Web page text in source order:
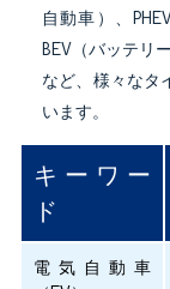
自動車）、
BEV（バッテリ
など、様々なタ
います。
キーワー
ド
電気自動車